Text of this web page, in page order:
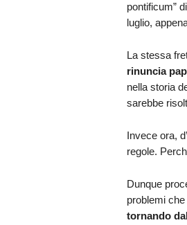
pontificum”
luglio,
La stessa
rinuncia
nella storia
sarebbe
Invece ora,
regole.
Dunque
problemi
tornando